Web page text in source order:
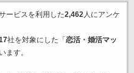
ービスを利用した2,462人にアンケ
社を対象にした「 恋活・婚活マッ
ます。